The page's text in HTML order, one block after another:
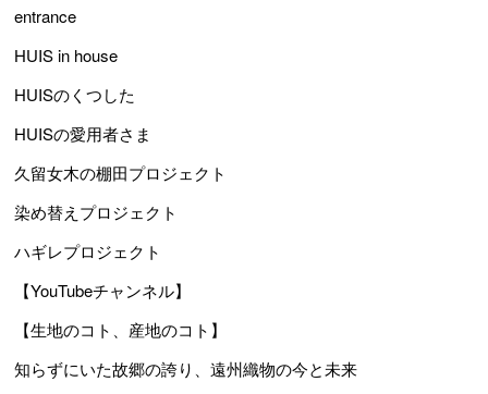
entrance
HUIS in house
HUISのくつした
HUISの愛用者さま
久留女木の棚田プロジェクト
染め替えプロジェクト
ハギレプロジェクト
【YouTubeチャンネル】
【生地のコト、産地のコト】
知らずにいた故郷の誇り、遠州織物の今と未来